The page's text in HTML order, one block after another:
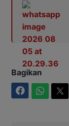
Bagikan